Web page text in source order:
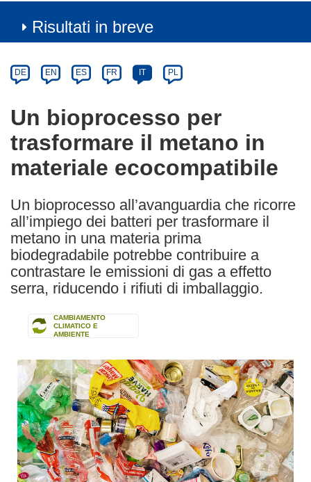
Risultati in breve
Category
Article
available
the
following
languages:
DE EN ES FR IT PL
Un bioprocesso per
trasformare il metano in
materiale ecocompatibile
Un bioprocesso all’avanguardia che ricorre
all’impiego dei batteri per trasformare il
metano in una materia prima
biodegradabile potrebbe contribuire a
contrastare le emissioni di gas a effetto
serra, riducendo i rifiuti di imballaggio.
CAMBIAMENTO
CLIMATICO E
AMBIENTE